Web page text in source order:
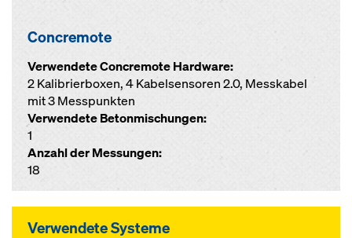
Concremote
Verwendete Concremote Hardware:
2 Kalibrierboxen, 4 Kabelsensoren 2.0, Messkabel
mit 3 Messpunkten
Verwendete Betonmischungen:
1
Anzahl der Messungen:
18
Verwendete Systeme